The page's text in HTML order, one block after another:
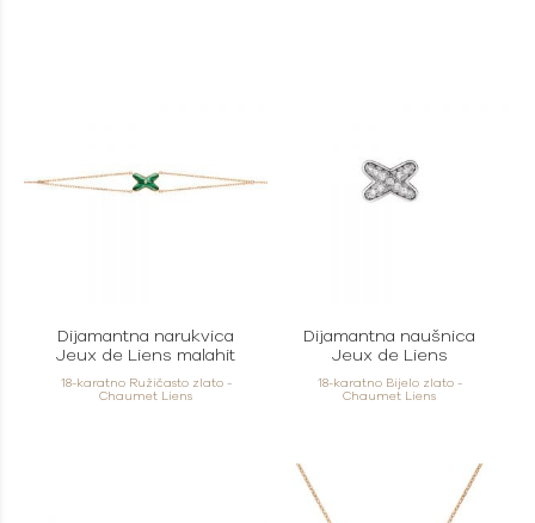
Dijamantna narukvica
Jeux de Liens malahit
18-karatno Ružičasto zlato -
Chaumet Liens
Dijamantna naušnica
Jeux de Liens
18-karatno Bijelo zlato -
Chaumet Liens